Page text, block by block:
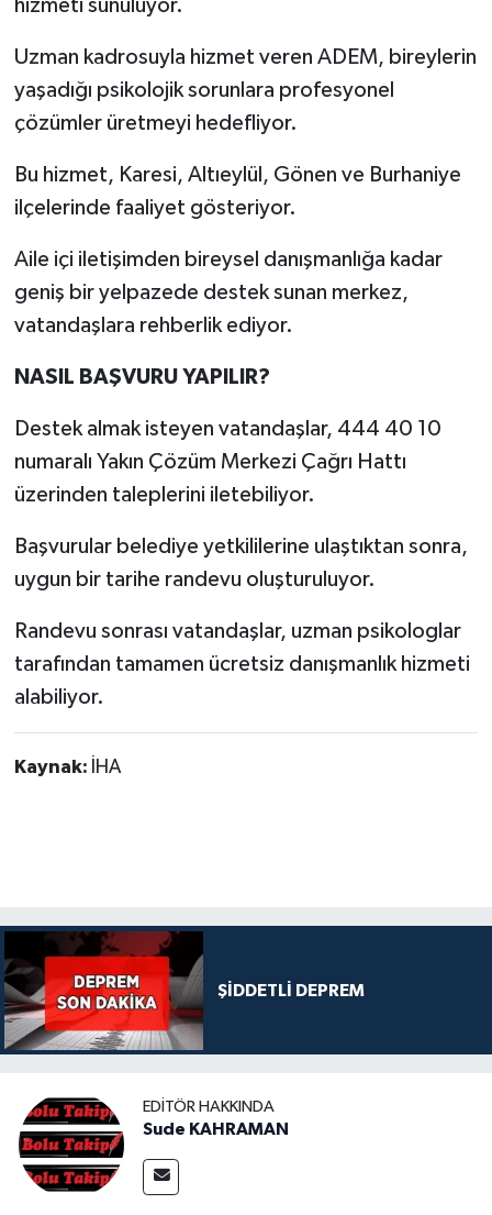
hizmeti sunuluyor.
Uzman kadrosuyla hizmet veren ADEM, bireylerin
yaşadığı psikolojik sorunlara profesyonel
çözümler üretmeyi hedefliyor.
Bu hizmet, Karesi, Altıeylül, Gönen ve Burhaniye
ilçelerinde faaliyet gösteriyor.
Aile içi iletişimden bireysel danışmanlığa kadar
geniş bir yelpazede destek sunan merkez,
vatandaşlara rehberlik ediyor.
NASIL BAŞVURU YAPILIR?
Destek almak isteyen vatandaşlar, 444 40 10
numaralı Yakın Çözüm Merkezi Çağrı Hattı
üzerinden taleplerini iletebiliyor.
Başvurular belediye yetkililerine ulaştıktan sonra,
uygun bir tarihe randevu oluşturuluyor.
Randevu sonrası vatandaşlar, uzman psikologlar
tarafından tamamen ücretsiz danışmanlık hizmeti
alabiliyor.
Kaynak: İHA
ŞİDDETLİ DEPREM
EDITÖR HAKKINDA
Sude KAHRAMAN